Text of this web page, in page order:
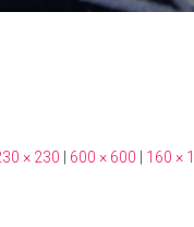
× 230 600 × 600 160 ×